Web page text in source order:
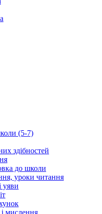
(5-7)
здібностей
до школи
уроки читання
уяви
мислення